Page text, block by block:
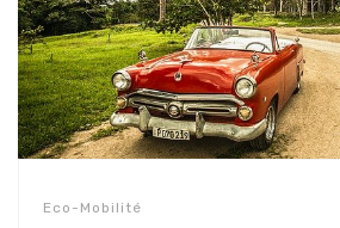
Eco-Mobilité